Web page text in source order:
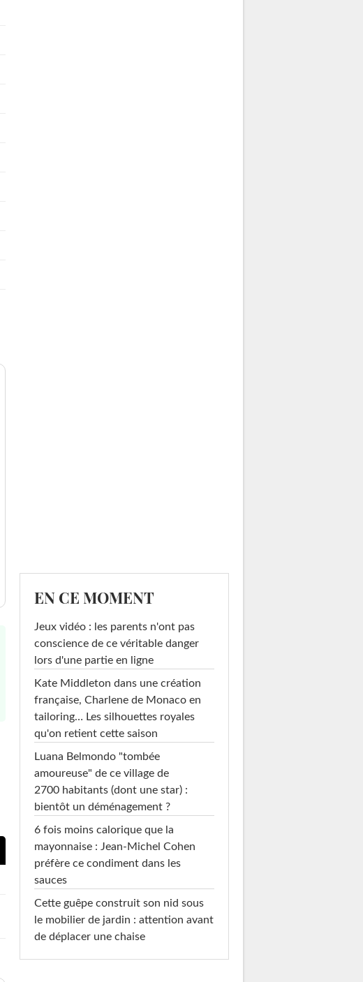
EN CE MOMENT
Jeux vidéo : les parents n'ont pas
conscience de ce véritable danger
lors d'une partie en ligne
Kate Middleton dans une création
française, Charlene de Monaco en
tailoring… Les silhouettes royales
qu'on retient cette saison
Luana Belmondo "tombée
amoureuse" de ce village de
2700 habitants (dont une star) :
bientôt un déménagement ?
6 fois moins calorique que la
mayonnaise : Jean-Michel Cohen
préfère ce condiment dans les
sauces
Cette guêpe construit son nid sous
le mobilier de jardin : attention avant
de déplacer une chaise